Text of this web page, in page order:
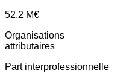
52.2 M€
Organisations
attributaires
Part interprofessionnelle